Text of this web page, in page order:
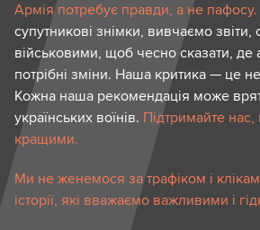
Армія потребує правди, а не пафосу.
супутникові знімки, вивчаємо звіти,
військовими, щоб чесно сказати, де
потрібні зміни. Наша критика — це
Кожна наша рекомендація може
українських воїнів. Підтримайте
кращими.
Ми не женемося за трафіком і
історії, які вважаємо важливими і